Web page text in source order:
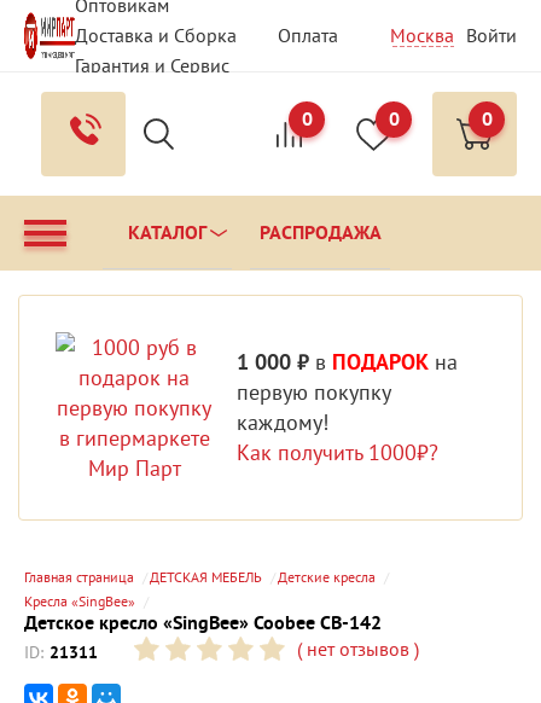
Оптовикам
Доставка и Сборка
Оплата
Гарантия и Сервис
Вопрос - Ответ
Контакты
Москва Войти
0 0 0
КАТАЛОГ РАСПРОДАЖА
1 000 ₽ в ПОДАРОК на
первую покупку
каждому!
Как получить 1000₽?
Главная страница ДЕТСКАЯ МЕБЕЛЬ
Детские кресла
Кресла «SingBee»
Детское кресло «SingBee» Coobee CB-142
ID: 21311 (нет отзывов )